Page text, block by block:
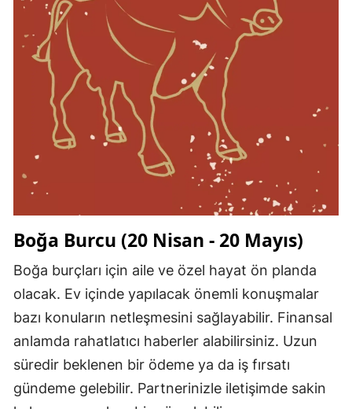
Boğa Burcu (20 Nisan - 20 Mayıs)
Boğa burçları için aile ve özel hayat ön planda
olacak. Ev içinde yapılacak önemli konuşmalar
bazı konuların netleşmesini sağlayabilir. Finansal
anlamda rahatlatıcı haberler alabilirsiniz. Uzun
süredir beklenen bir ödeme ya da iş fırsatı
gündeme gelebilir. Partnerinizle iletişimde sakin